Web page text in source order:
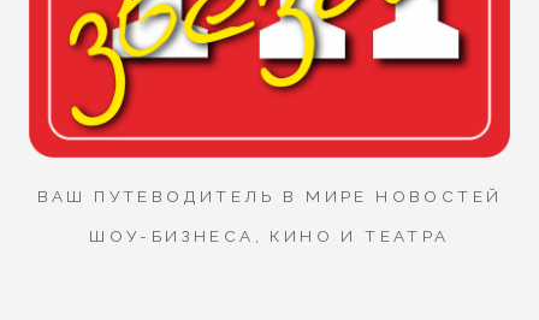
ВАШ ПУТЕВОДИТЕЛЬ В МИРЕ НОВОСТЕЙ
ШОУ-БИЗНЕСА, КИНО И ТЕАТРА